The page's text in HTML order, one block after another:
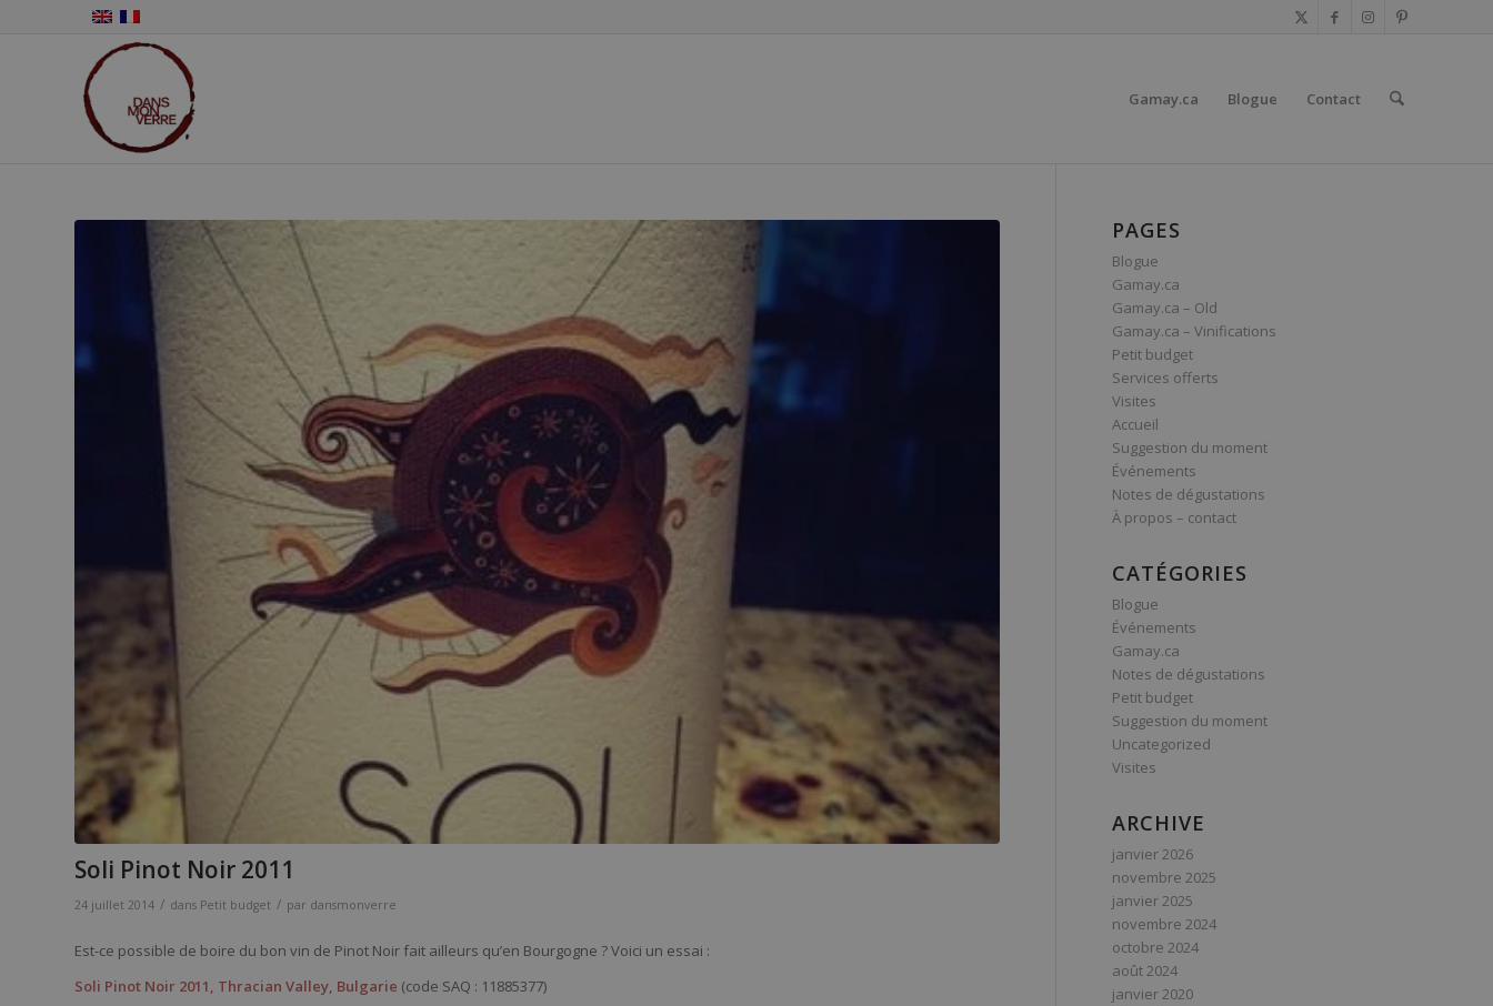
Gamay.ca Blogue Contact
Soli Pinot Noir 2011
24 juillet 2014 / dans Petit budget / par dansmonverre
Est-ce possible de boire du bon vin de Pinot Noir fait ailleurs qu’en Bourgogne ? Voici un essai :
Soli Pinot Noir 2011, Thracian Valley, Bulgarie (code SAQ : 11885377)
PAGES
Blogue
Gamay.ca
Gamay.ca – Old
Gamay.ca – Vinifications
Petit budget
Services offerts
Visites
Accueil
Suggestion du moment
Événements
Notes de dégustations
À propos – contact
CATÉGORIES
Blogue
Événements
Gamay.ca
Notes de dégustations
Petit budget
Suggestion du moment
Uncategorized
Visites
ARCHIVE
janvier 2026
novembre 2025
janvier 2025
novembre 2024
octobre 2024
août 2024
janvier 2020